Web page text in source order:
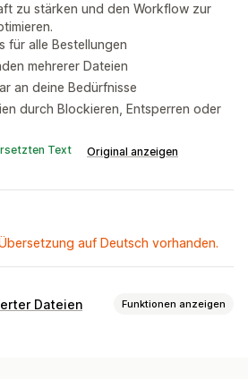
zu stärken und den Workflow zur
für alle Bestellungen
mehrerer Dateien
an deine Bedürfnisse
durch Blockieren, Entsperren oder
Text Original anzeigen
auf Deutsch vorhanden.
Dateien Funktionen anzeigen